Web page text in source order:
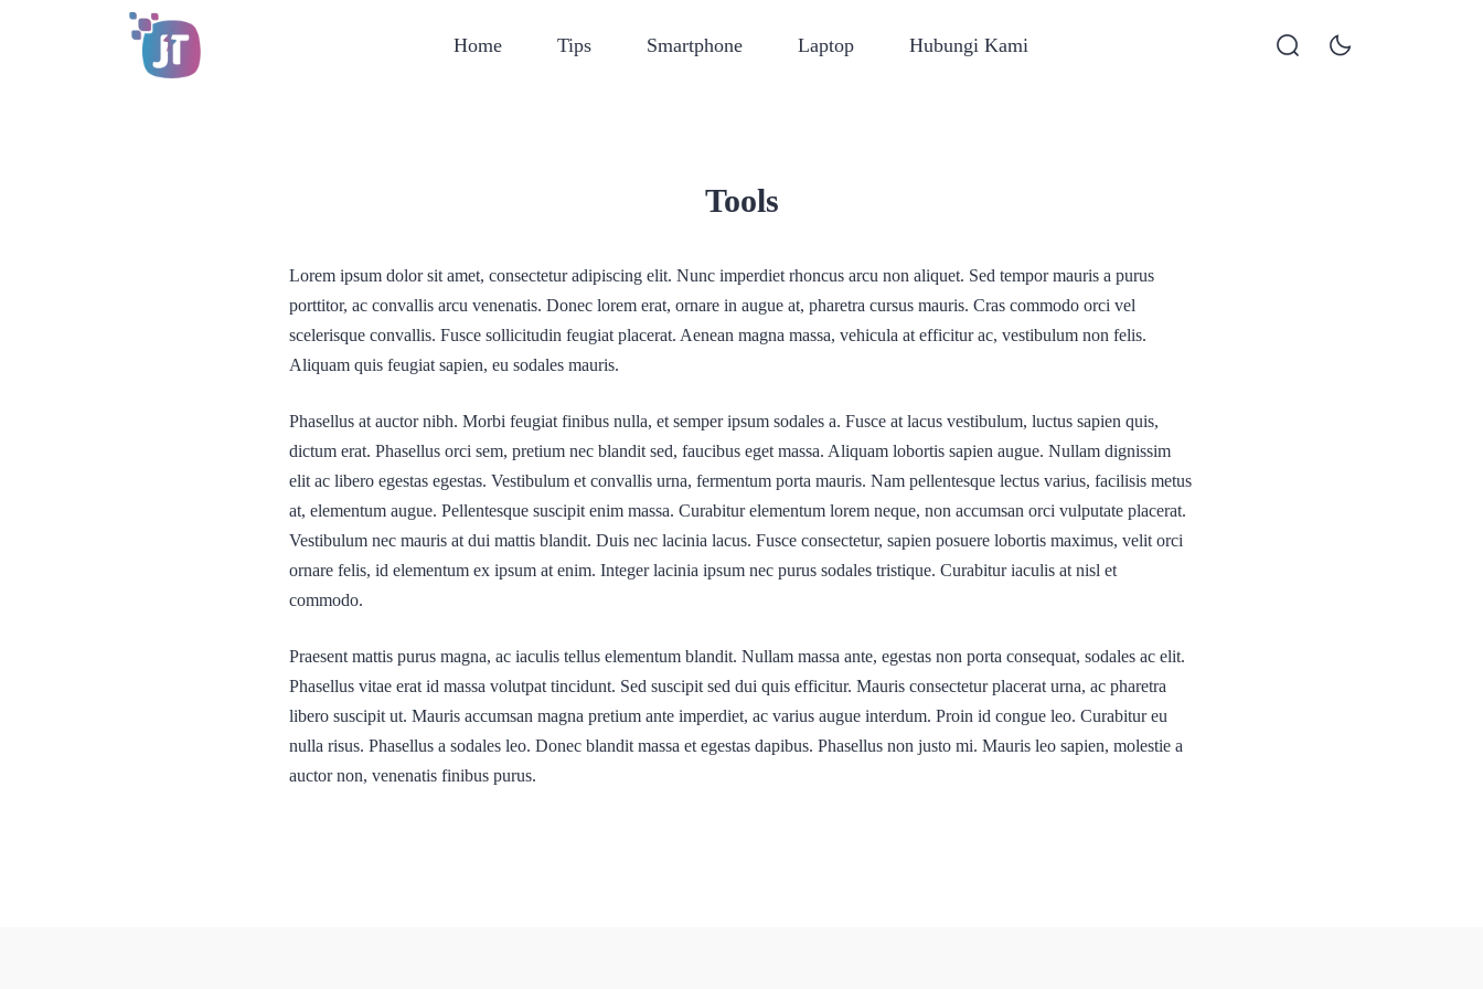
Home Tips Smartphone Laptop Hubungi Kami
Tools
Lorem ipsum dolor sit amet, consectetur adipiscing elit. Nunc imperdiet rhoncus arcu non aliquet. Sed tempor mauris a purus
porttitor, ac convallis arcu venenatis. Donec lorem erat, ornare in augue at, pharetra cursus mauris. Cras commodo orci vel
scelerisque convallis. Fusce sollicitudin feugiat placerat. Aenean magna massa, vehicula at efficitur ac, vestibulum non felis.
Aliquam quis feugiat sapien, eu sodales mauris.
Phasellus at auctor nibh. Morbi feugiat finibus nulla, et semper ipsum sodales a. Fusce at lacus vestibulum, luctus sapien quis,
dictum erat. Phasellus orci sem, pretium nec blandit sed, faucibus eget massa. Aliquam lobortis sapien augue. Nullam dignissim
elit ac libero egestas egestas. Vestibulum et convallis urna, fermentum porta mauris. Nam pellentesque lectus varius, facilisis metus
at, elementum augue. Pellentesque suscipit enim massa. Curabitur elementum lorem neque, non accumsan orci vulputate placerat.
Vestibulum nec mauris at dui mattis blandit. Duis nec lacinia lacus. Fusce consectetur, sapien posuere lobortis maximus, velit orci
ornare felis, id elementum ex ipsum at enim. Integer lacinia ipsum nec purus sodales tristique. Curabitur iaculis at nisl et
commodo.
Praesent mattis purus magna, ac iaculis tellus elementum blandit. Nullam massa ante, egestas non porta consequat, sodales ac elit.
Phasellus vitae erat id massa volutpat tincidunt. Sed suscipit sed dui quis efficitur. Mauris consectetur placerat urna, ac pharetra
libero suscipit ut. Mauris accumsan magna pretium ante imperdiet, ac varius augue interdum. Proin id congue leo. Curabitur eu
nulla risus. Phasellus a sodales leo. Donec blandit massa et egestas dapibus. Phasellus non justo mi. Mauris leo sapien, molestie a
auctor non, venenatis finibus purus.